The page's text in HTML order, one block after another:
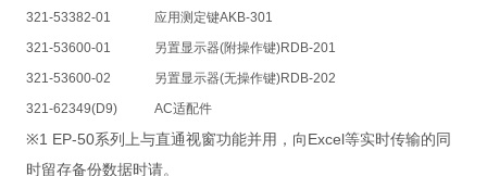
321-53382-01
应用测定键AKB-301
321-53600-01
另置显示器(附操作键)RDB-201
321-53600-02
另置显示器(无操作键)RDB-202
321-62349(D9)
AC适配件
※1 EP-50系列上与直通视窗功能并用，向 Excel等实时传输的同
时留存备份数据时请。